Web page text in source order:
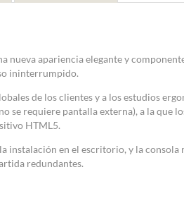
nueva apariencia elegante y
ininterrumpido.
de los clientes y a los estudios
se requiere pantalla externa), a la que
HTML5.
instalación en el escritorio, y la
redundantes.